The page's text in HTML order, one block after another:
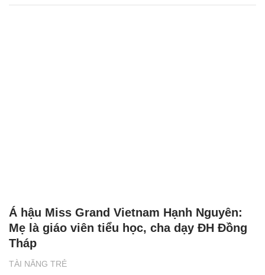
TÀI NĂNG TRẺ
Á hậu Miss Grand Vietnam Hạnh Nguyên:
Mẹ là giáo viên tiểu học, cha dạy ĐH Đồng
Tháp